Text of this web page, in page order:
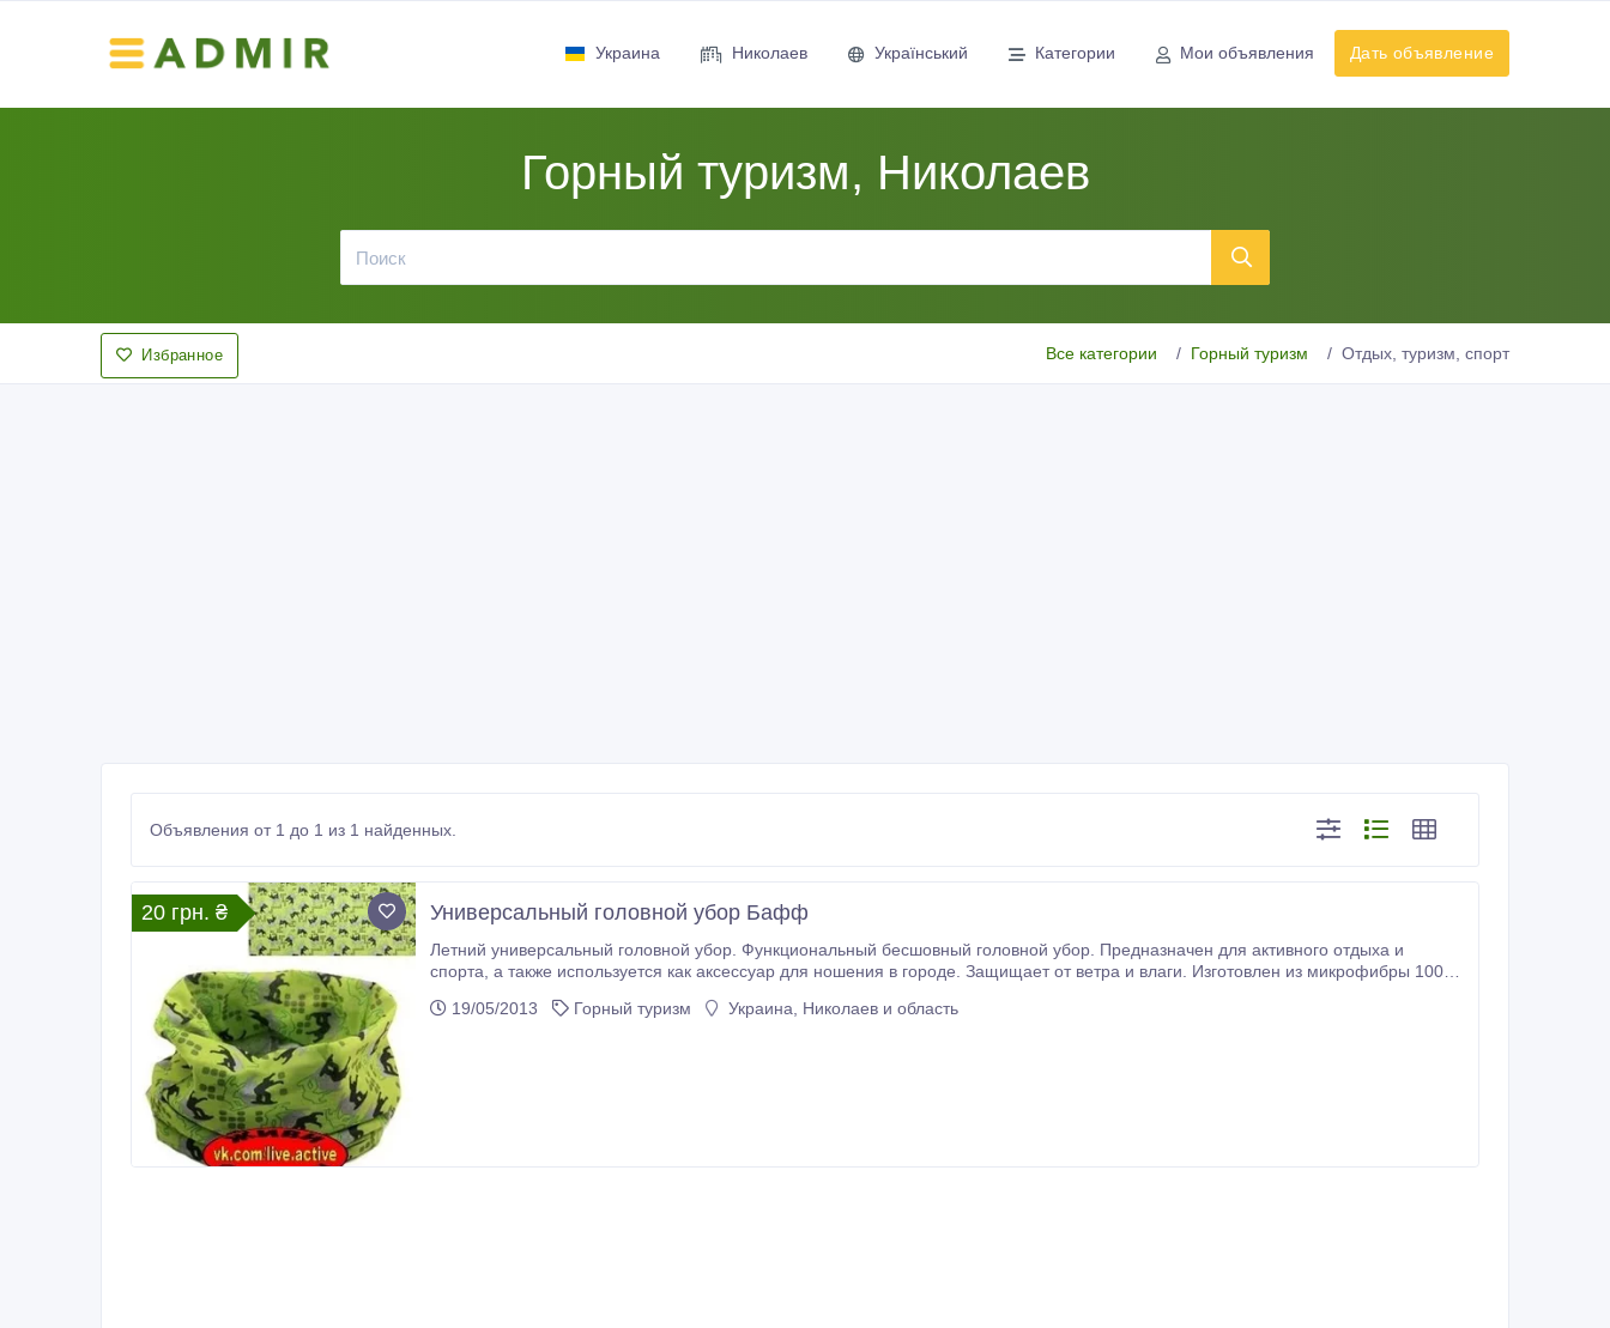
Украина Николаев Український Категории Мои объявления Дать объявление
Горный туризм, Николаев
Избранное Все категории Горный туризм Отдых, туризм, спорт
Объявления от 1 до 1 из 1 найденных.
20 грн. ₴ Универсальный головной убор Бафф
Летний универсальный головной убор. Функциональный бесшовный головной убор. Предназначен для активного отдыха и
спорта, а также используется как аксессуар для ношения в городе. Защищает от ветра и влаги. Изготовлен из микрофибры 100%
19/05/2013
Горный туризм Украина, Николаев и область